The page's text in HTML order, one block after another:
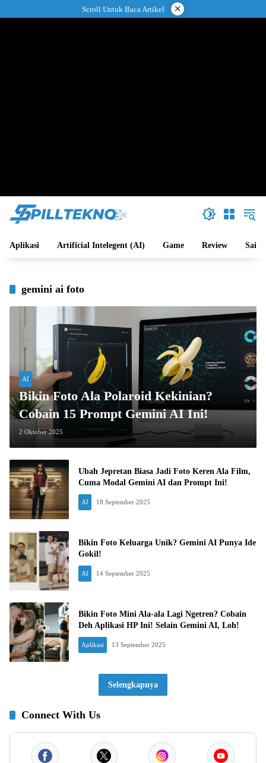
ke
Scroll Untuk Baca Artikel ×
Aplikasi Artificial Intelegent (AI) Game Review Sains
gemini ai foto
AI
Bikin Foto Ala Polaroid Kekinian?
Cobain 15 Prompt Gemini AI Ini!
2 Oktober 2025
Ubah Jepretan Biasa Jadi Foto Keren Ala Film,
Cuma Modal Gemini AI dan Prompt Ini!
AI 18 September 2025
Bikin Foto Keluarga Unik? Gemini AI Punya Ide
Gokil!
AI 14 September 2025
Bikin Foto Mini Ala-ala Lagi Ngetren? Cobain
Deh Aplikasi HP Ini! Selain Gemini AI, Loh!
Aplikasi 13 September 2025
Selengkapnya
Connect With Us